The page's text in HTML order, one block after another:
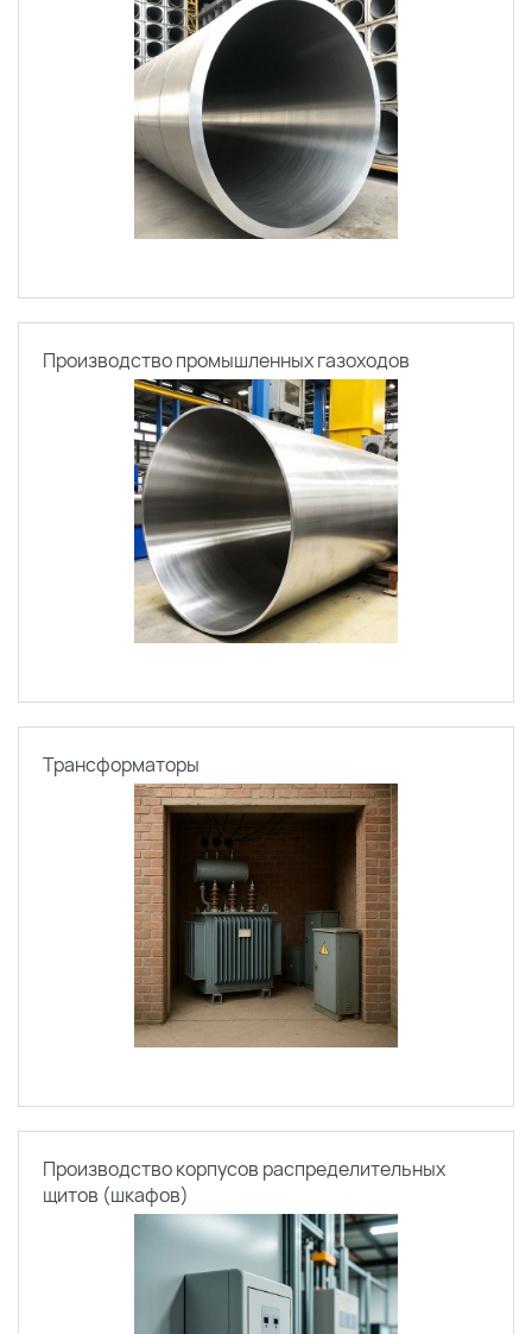
Производство промышленных газоходов
Трансформаторы
Производство корпусов распределительных
щитов (шкафов)